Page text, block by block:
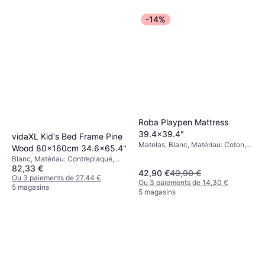
vidaXL Kid's Bed Frame Pine
Wood 80x160cm 34.6x65.4"
Blanc, Matériau: Contreplaqué,
Bois
82,33 €
Ou 3 paiements de 27,44 €
5 magasins
-14%
Roba Playpen Mattress
39.4x39.4"
Matelas, Blanc, Matériau: Coton,
42,90 €49,90 €
Ou 3 paiements de 14,30 €
5 magasins